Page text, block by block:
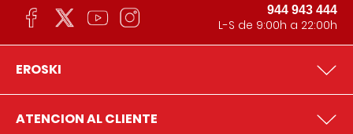
944 943 444
L-S de 9:00h a 22:00h
EROSKI
ATENCION AL CLIENTE